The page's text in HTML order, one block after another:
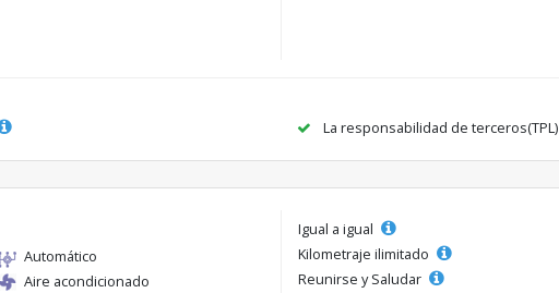
La responsabilidad de terceros(TPL)
Automático
Aire acondicionado
Igual a igual
Kilometraje ilimitado
Reunirse y Saludar